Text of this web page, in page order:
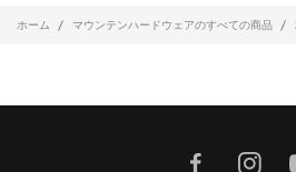
ホーム マウンテンハードウェアのすべての商品
facebook